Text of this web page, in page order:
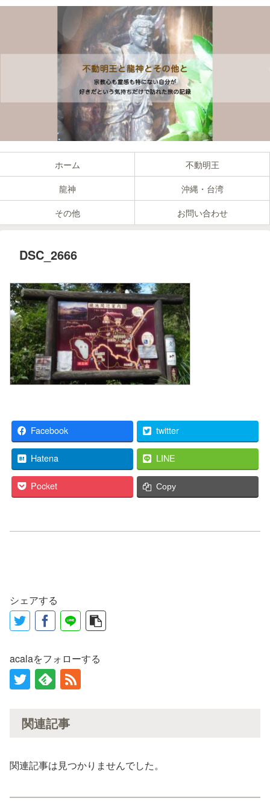
ホーム
不動明王
龍神
沖縄・台湾
その他
お問い合わせ
DSC_2666
Facebook twitter
Hatena LINE
Pocket Copy
シェアする
acalaをフォローする
関連記事
関連記事は見つかりませんでした。